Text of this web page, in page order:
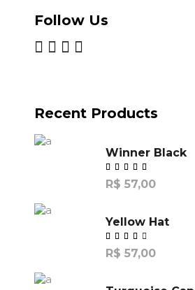
Follow Us
Recent Products
Winner Black
R$ 57,00
Yellow Hat
R$ 57,00